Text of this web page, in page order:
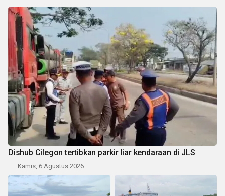
Dishub Cilegon tertibkan parkir liar kendaraan di JLS
Kamis, 6 Agustus 2026